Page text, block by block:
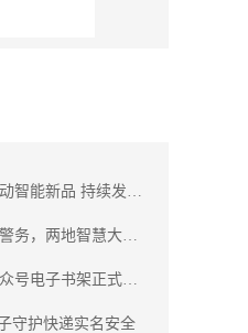
华视电子强势上线移动智能新品 持续发力身份实名制核验
华视电子助力智慧新警务，两地智慧大厅正式投用
华视电子官方微信公众号电子书架正式上线
守护快递实名安全